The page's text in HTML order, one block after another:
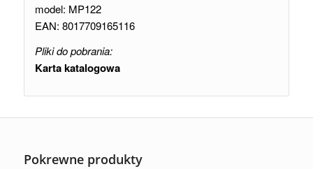
model: MP122
EAN: 8017709165116
Pliki do pobrania:
Karta katalogowa
Pokrewne produkty